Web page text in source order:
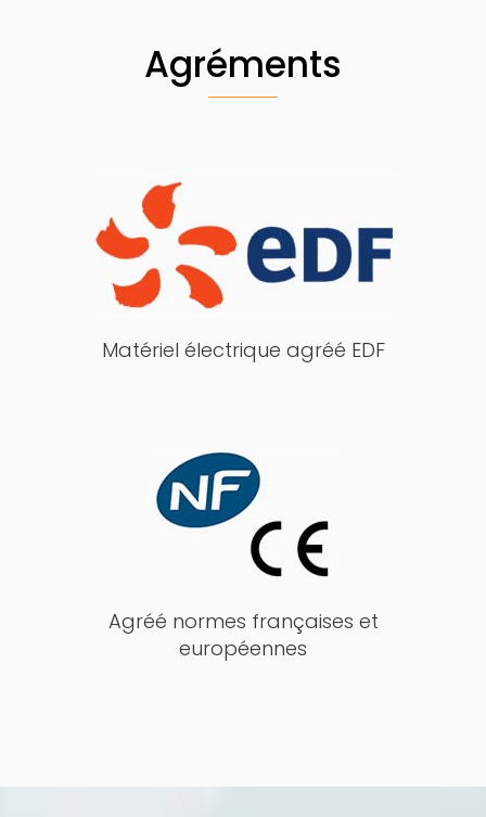
Agréments
Matériel électrique agréé EDF
Agréé normes françaises et
européennes